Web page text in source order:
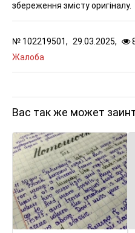
збереження змісту оригіналу.
№ 102219501, 29.03.2025,
Жалоба
Вас так же может